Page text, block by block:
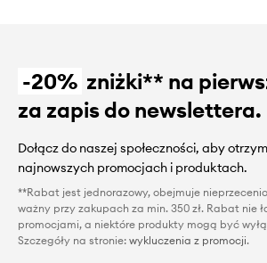
-20% zniżki** na
za zapis do newslettera.
Dołącz do naszej społeczności, aby
najnowszych promocjach i produktach.
**Rabat jest jednorazowy, obejmuje
ważny przy zakupach za min. 350 zł. Rabat nie
promocjami, a niektóre produkty mogą być
Szczegóły na stronie: wykluczenia z promocji.